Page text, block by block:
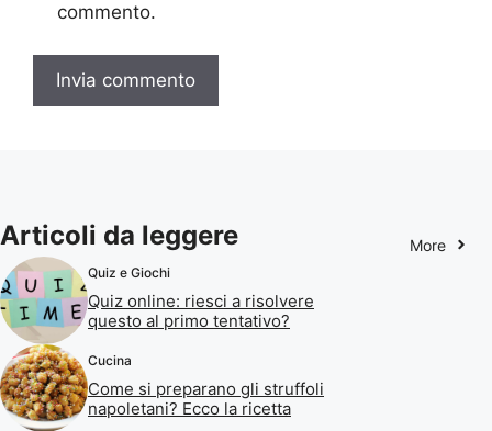
commento.
Articoli da leggere More
Quiz e Giochi
Quiz online: riesci a risolvere
questo al primo tentativo?
Cucina
Come si preparano gli struffoli
napoletani? Ecco la ricetta